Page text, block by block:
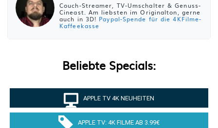
Couch-Streamer, TV-Umschalter & Genuss-
Cineast. Am liebsten im Originalton, gerne
auch in 3D! Paypal-Spende für die 4KFilme-
Kaffeekasse
Beliebte Specials:
APPLE TV 4K NEUHEITEN
APPLE TV: 4K FILME AB 3.99€